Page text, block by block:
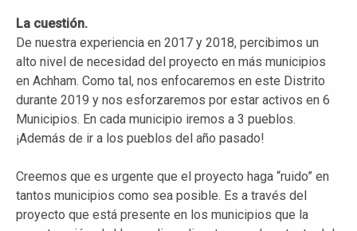
La cuestión.
De nuestra experiencia en 2017 y 2018, percibimos un
alto nivel de necesidad del proyecto en más municipios
en Achham. Como tal, nos enfocaremos en este Distrito
durante 2019 y nos esforzaremos por estar activos en 6
Municipios. En cada municipio iremos a 3 pueblos.
¡Además de ir a los pueblos del año pasado!
Creemos que es urgente que el proyecto haga “ruido” en
tantos municipios como sea posible. Es a través del
proyecto que está presente en los municipios que la